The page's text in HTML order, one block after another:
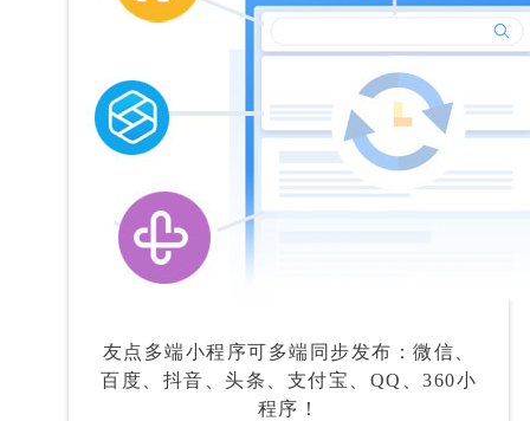
友点多端小程序可多端同步发布：微信、
百度、抖音、头条、支付宝、QQ、360小
程序！